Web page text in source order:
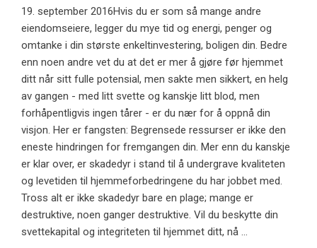
19. september 2016Hvis du er som så mange andre
eiendomseiere, legger du mye tid og energi, penger og
omtanke i din største enkeltinvestering, boligen din. Bedre
enn noen andre vet du at det er mer å gjøre før hjemmet
ditt når sitt fulle potensial, men sakte men sikkert, en helg
av gangen - med litt svette og kanskje litt blod, men
forhåpentligvis ingen tårer - er du nær for å oppnå din
visjon. Her er fangsten: Begrensede ressurser er ikke den
eneste hindringen for fremgangen din. Mer enn du kanskje
er klar over, er skadedyr i stand til å undergrave kvaliteten
og levetiden til hjemmeforbedringene du har jobbet med.
Tross alt er ikke skadedyr bare en plage; mange er
destruktive, noen ganger destruktive. Vil du beskytte din
svettekapital og integriteten til hjemmet ditt, nå ...